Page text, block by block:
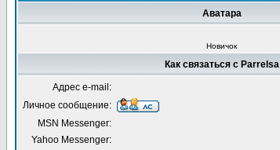
Аватара
Новичок
Как связаться с Parrelsa
Адрес e-mail:
Личное сообщение:
MSN Messenger:
Yahoo Messenger: